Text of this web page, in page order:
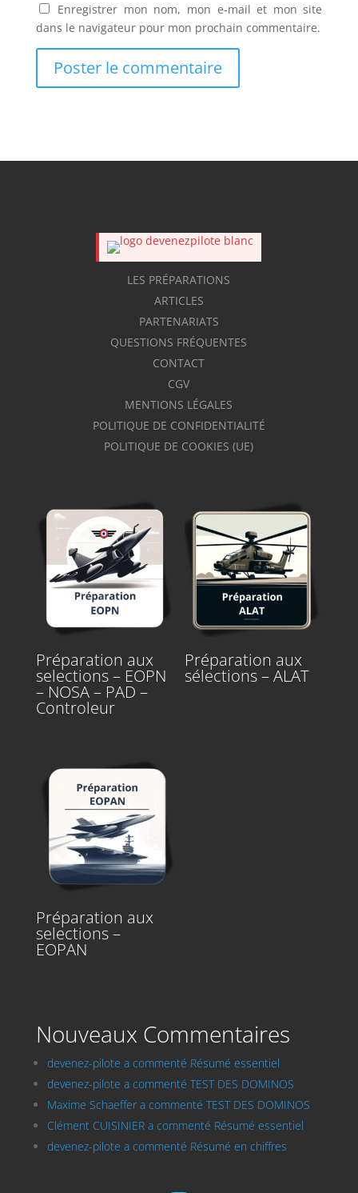
Enregistrer mon nom, mon e-mail et mon site
dans le navigateur pour mon prochain commentaire.
LES PRÉPARATIONS
ARTICLES
PARTENARIATS
QUESTIONS FRÉQUENTES
CONTACT
CGV
MENTIONS LÉGALES
POLITIQUE DE CONFIDENTIALITÉ
POLITIQUE DE COOKIES (UE)
Préparation aux
selections – EOPN
– NOSA – PAD –
Controleur
Préparation aux
sélections – ALAT
Préparation aux
selections –
EOPAN
Nouveaux Commentaires
devenez-pilote a commenté Résumé essentiel
devenez-pilote a commenté TEST DES DOMINOS
Maxime Schaeffer a commenté TEST DES DOMINOS
Clément CUISINIER a commenté Résumé essentiel
devenez-pilote a commenté Résumé en chiffres